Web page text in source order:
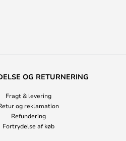
OG RETURNERING
Fragt & levering
og reklamation
Refundering
Fortrydelse af køb